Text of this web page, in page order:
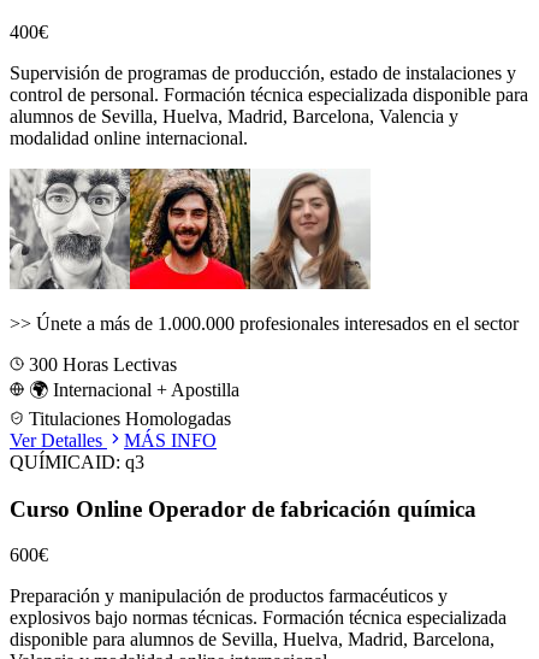
400€
Supervisión de programas de producción, estado de instalaciones y
control de personal. Formación técnica especializada disponible para
alumnos de Sevilla, Huelva, Madrid, Barcelona, Valencia y
modalidad online internacional.
>> Únete a más de 1.000.000 profesionales interesados en el sector
300 Horas Lectivas
🌍 Internacional + Apostilla
Titulaciones Homologadas
Ver Detalles
MÁS INFO
QUÍMICAID: q3
Curso Online Operador de fabricación química
600€
Preparación y manipulación de productos farmacéuticos y
explosivos bajo normas técnicas. Formación técnica especializada
disponible para alumnos de Sevilla, Huelva, Madrid, Barcelona,